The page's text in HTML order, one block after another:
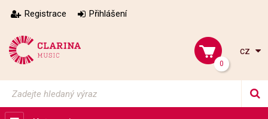
Registrace Přihlášení
0
cz